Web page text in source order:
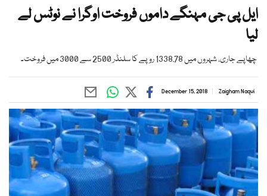
ایل پی جی مہنگے داموں فروخت اوگرا نے نوٹس لے
لیا
چھاپے جاری، شہروں میں 1338.78 روپے کا سلنڈر 2500 سے 3000 میں فروخت۔
Zaigham Naqvi
December 15, 2018